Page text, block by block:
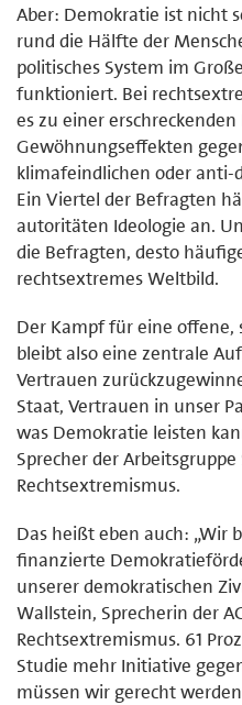
Aber: Demokratie ist nicht
rund die Hälfte der
politisches System im
funktioniert. Bei
es zu einer
Gewöhnungseffekten
klimafeindlichen oder anti-
Ein Viertel der Befragten
autoritäten Ideologie an.
die Befragten, desto
rechtsextremes Weltbild.
Der Kampf für eine offene,
bleibt also eine zentrale
Vertrauen
Staat, Vertrauen in unser
was Demokratie leisten
Sprecher der
Rechtsextremismus.
Das heißt eben auch: „Wir
finanzierte
unserer demokratischen
Wallstein, Sprecherin der
Rechtsextremismus. 61
Studie mehr Initiative
müssen wir gerecht